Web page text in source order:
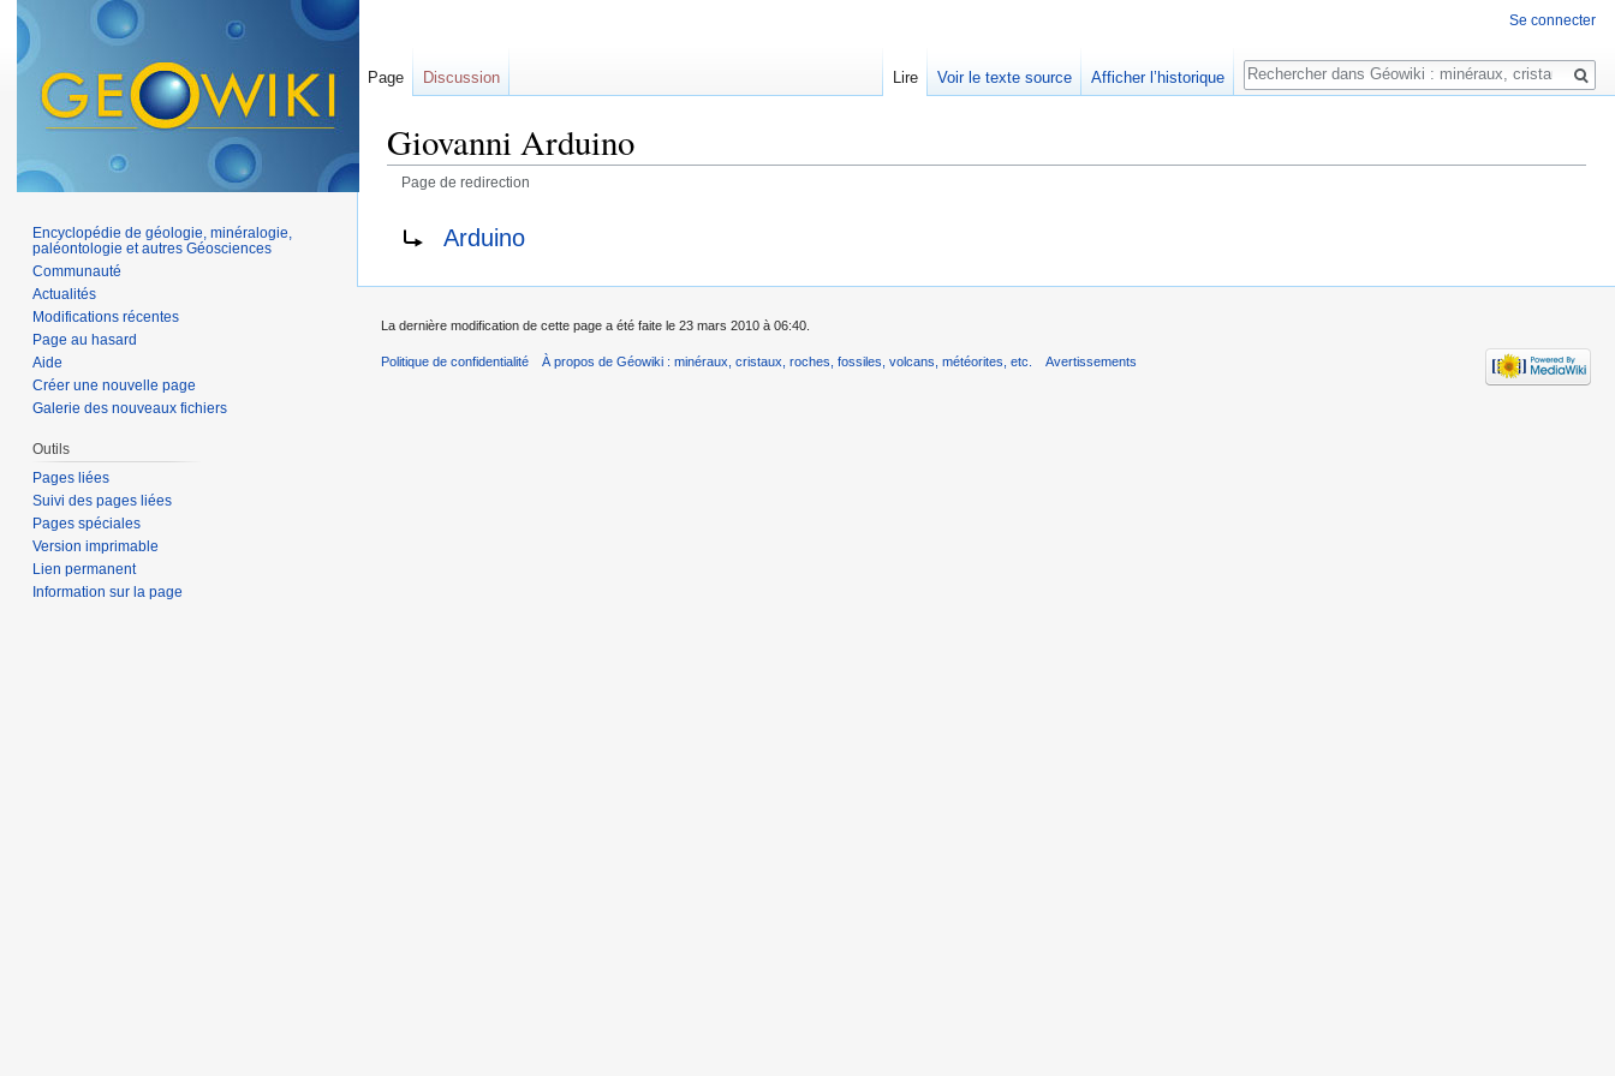
Giovanni Arduino
Page de redirection
Rediriger vers :
Arduino
Se connecter
Page Discussion Lire Voir le texte source Afficher l’historique
Rechercher
Encyclopédie de géologie, minéralogie,
paléontologie et autres Géosciences
Communauté
Actualités
Modifications récentes
Page au hasard
Aide
Créer une nouvelle page
Galerie des nouveaux fichiers
Outils
Pages liées
Suivi des pages liées
Pages spéciales
Version imprimable
Lien permanent
Information sur la page
La dernière modification de cette page a été faite le 23 mars 2010 à 06:40.
Politique de confidentialité À propos de Géowiki : minéraux, cristaux, roches, fossiles, volcans, météorites, etc. Avertissements